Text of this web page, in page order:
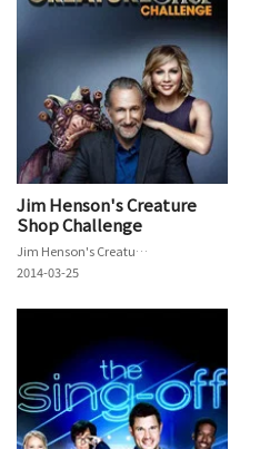
Jim Henson's Creature
Shop Challenge
Jim Henson's Creature Shop Challenge
2014-03-25